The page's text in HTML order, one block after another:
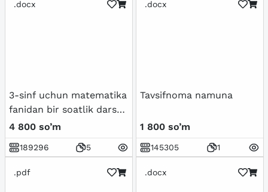
.docx
3-sinf uchun matematika
fanidan bir soatlik dars
ishlanma
4 800 so’m
189296 5
.docx
Tavsifnoma namuna
1 800 so’m
145305 1
.pdf .docx